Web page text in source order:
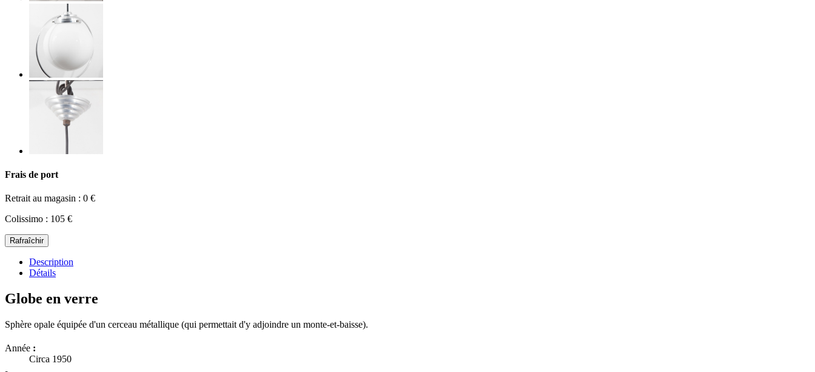
Frais de port
Retrait au magasin : 0 €
Colissimo : 105 €
Description
Détails
Globe en verre
Sphère opale équipée d'un cerceau métallique (qui permettait d'y adjoindre un monte-et-baisse).
Année :
Circa 1950